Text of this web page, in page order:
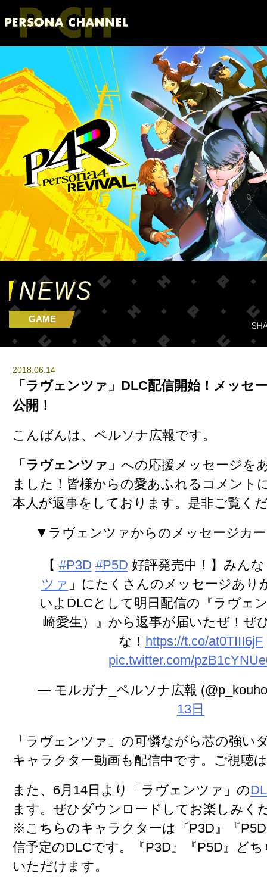
GAME
2018.06.14
「ラヴェンツァ」DLC配信開始！メッセ
公開！
こんばんは、ペルソナ広報です。
「ラヴェンツァ」 への応援メッセージを
ました！皆様からの愛あふれるコメント
本人が返事をしております。是非ご覧く
▼ラヴェンツァからのメッセージカ
【 #P3D #P5D 好評発売中！】みんな
ツァ 」にたくさんのメッセージあり
いよDLCとして明日配信の『ラヴェ
崎愛生）』から返事が届いたぜ！ぜ
な！ https://t.co/at0TIII6jF
pic.twitter.com/
— モルガナ_ペルソナ広報
13日
「ラヴェンツァ」の可憐ながら芯の強い
キャラクター動画も配信中です。ご視聴は
また、6月14日より「ラヴェンツァ」の
ます。ぜひダウンロードしてお楽しみく
※こちらのキャラクターは『P3D』『
信予定のDLCです。『P3D』『P5D』ど
いただけます。